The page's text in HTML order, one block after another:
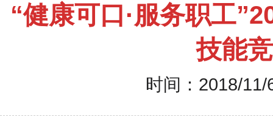
“健康可口·服务职工
技能
时间：2018/